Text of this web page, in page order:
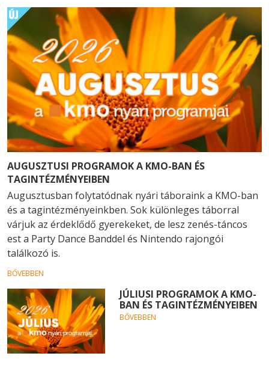
AUGUSZTUSI PROGRAMOK A KMO-BAN ÉS
TAGINTÉZMÉNYEIBEN
Augusztusban folytatódnak nyári táboraink a KMO-ban
és a tagintézményeinkben. Sok különleges táborral
várjuk az érdeklődő gyerekeket, de lesz zenés-táncos
est a Party Dance Banddel és Nintendo rajongói
találkozó is.
BŐVEBBEN
JÚLIUSI PROGRAMOK A KMO-
BAN ÉS TAGINTÉZMÉNYEIBEN
BŐVEBBEN